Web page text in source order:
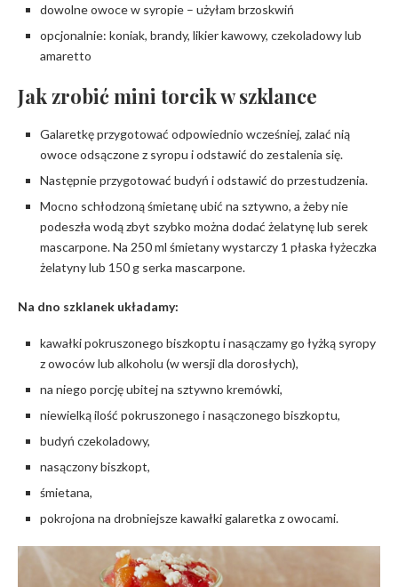
dowolne owoce w syropie – użyłam brzoskwiń
opcjonalnie: koniak, brandy, likier kawowy, czekoladowy lub
amaretto
Jak zrobić mini torcik w szklance
Galaretkę przygotować odpowiednio wcześniej, zalać nią
owoce odsączone z syropu i odstawić do zestalenia się.
Następnie przygotować budyń i odstawić do przestudzenia.
Mocno schłodzoną śmietanę ubić na sztywno, a żeby nie
podeszła wodą zbyt szybko można dodać żelatynę lub serek
mascarpone. Na 250 ml śmietany wystarczy 1 płaska łyżeczka
żelatyny lub 150 g serka mascarpone.
Na dno szklanek układamy:
kawałki pokruszonego biszkoptu i nasączamy go łyżką syropy
z owoców lub alkoholu (w wersji dla dorosłych),
na niego porcję ubitej na sztywno kremówki,
niewielką ilość pokruszonego i nasączonego biszkoptu,
budyń czekoladowy,
nasączony biszkopt,
śmietana,
pokrojona na drobniejsze kawałki galaretka z owocami.